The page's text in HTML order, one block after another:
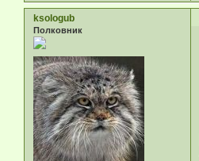
ksologub
Полковник